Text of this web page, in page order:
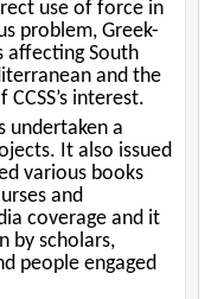
use of force in
problem, Greek-
affecting South
and the
interest.
undertaken a
It also issued
various books
and
coverage and it
by scholars,
people engaged